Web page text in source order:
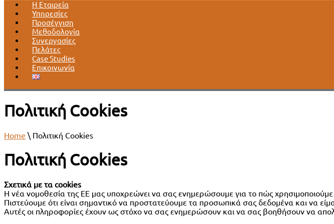
Η Εταιρεία
Υπηρεσίες
Προσέγγιση
Μεθοδολογία
Συνεργασίες
Πελάτες
Case Studies
Επικοινωνία
Πολιτική Cookies
Home \ Πολιτική Cookies
Πολιτική Cookies
Σχετικά με τα cookies
Η νέα νομοθεσία της ΕΕ μας υποχρεώνει να σας ενημερώσουμε για το πώς
Πιστεύουμε ότι είναι σημαντικό να προστατεύουμε τα προσωπικά σας δεδομένα και να
Αυτές οι πληροφορίες έχουν ως στόχο να σας ενημερώσουν και να σας βοηθήσουν να